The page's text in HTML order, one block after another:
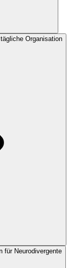
Organisation
für Neurodivergente